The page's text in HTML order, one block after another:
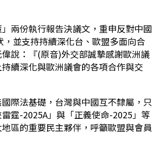
兩份執行報告決議文，重申反對中國
並支持持續深化台、歐盟多面向合
說：『(原音)外交部誠摯感謝歐洲議
續深化與歐洲議會的各項合作與交
際法基礎，台灣與中國互不隸屬，只
霆-2025A」與「正義使命-2025」等
區的重要民主夥伴，呼籲歐盟與會員